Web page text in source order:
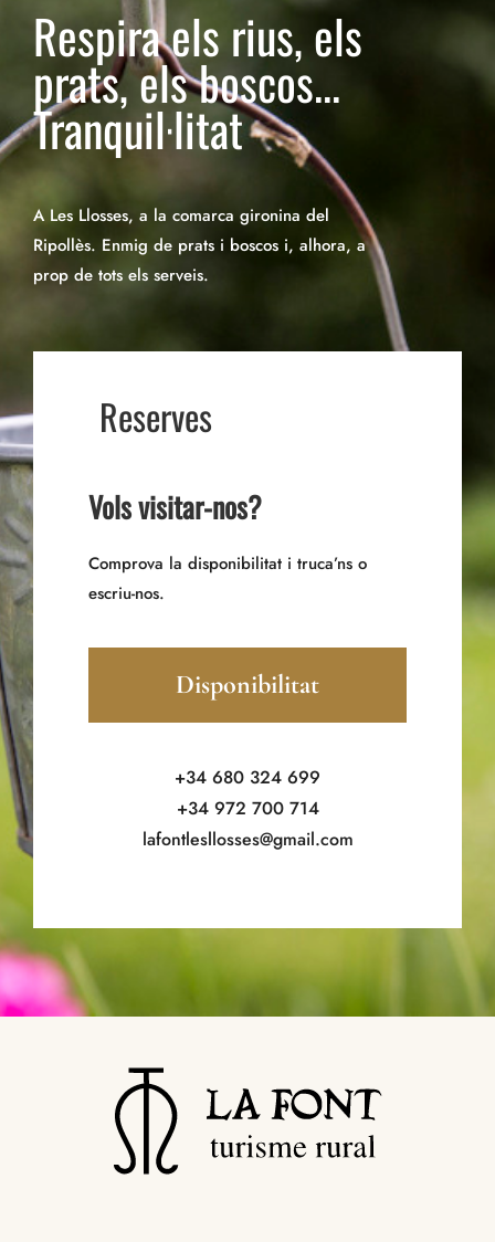
Respira els rius, els
prats, els boscos...
Tranquil·litat
A Les Llosses, a la comarca gironina del
Ripollès. Enmig de prats i boscos i, alhora, a
prop de tots els serveis.
Reserves
Vols visitar-nos?
Comprova la disponibilitat i truca’ns o
escriu-nos.
Disponibilitat
+34 680 324 699
+34 972 700 714
lafontlesllosses@gmail.com